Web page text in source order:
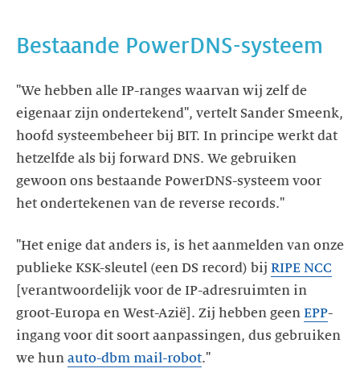
Bestaande PowerDNS-systeem
"We hebben alle IP-ranges waarvan wij zelf de
eigenaar zijn ondertekend", vertelt Sander Smeenk,
hoofd systeembeheer bij BIT. In principe werkt dat
hetzelfde als bij forward DNS. We gebruiken
gewoon ons bestaande PowerDNS-systeem voor
het ondertekenen van de reverse records."
"Het enige dat anders is, is het aanmelden van onze
publieke KSK-sleutel (een DS record) bij RIPE NCC
[verantwoordelijk voor de IP-adresruimten in
groot-Europa en West-Azië]. Zij hebben geen EPP-
ingang voor dit soort aanpassingen, dus gebruiken
we hun auto-dbm mail-robot."